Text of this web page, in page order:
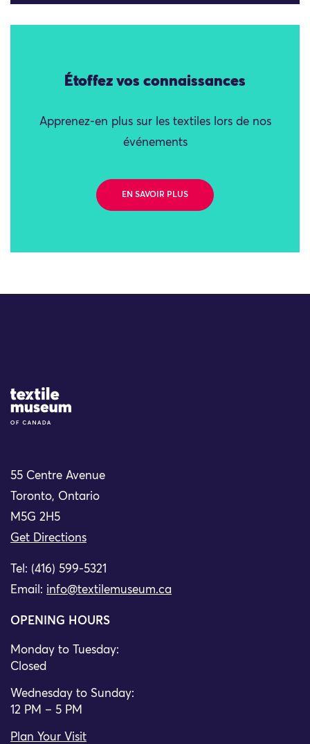
Étoffez vos connaissances
Apprenez-en plus sur les textiles lors de nos
événements
EN SAVOIR PLUS
Site Logo
55 Centre Avenue
Toronto, Ontario
M5G 2H5
Get Directions
Tel: (416) 599-5321
Email: info@textilemuseum.ca
OPENING HOURS
Monday to Tuesday:
Closed
Wednesday to Sunday:
12 PM – 5 PM
Plan Your Visit